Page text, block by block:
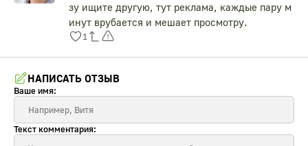
зу ищите другую, тут реклама, каждые пару м
инут врубается и мешает просмотру.
1
НАПИСАТЬ ОТЗЫВ
Ваше имя:
Текст комментария: